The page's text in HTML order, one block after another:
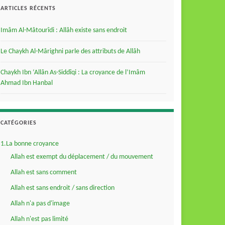
ARTICLES RÉCENTS
Imâm Al-Mâtourîdi : Allâh existe sans endroit
Le Chaykh Al-Mârighni parle des attributs de Allâh
Chaykh Ibn ‘Allân As-Siddîqi : La croyance de l’Imâm
Ahmad Ibn Hanbal
CATÉGORIES
1.La bonne croyance
Allah est exempt du déplacement / du mouvement
Allah est sans comment
Allah est sans endroit / sans direction
Allah n'a pas d'image
Allah n'est pas limité